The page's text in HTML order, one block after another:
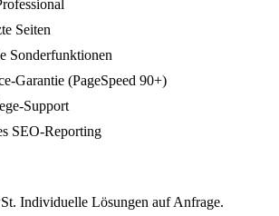
Seiten
Sonderfunktionen
Garantie (PageSpeed 90+)
Support
SEO-Reporting
Individuelle Lösungen auf Anfrage.